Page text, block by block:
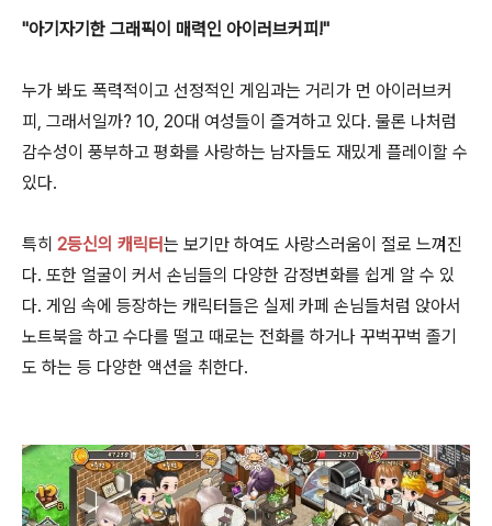
"아기자기한 그래픽이 매력인 아이러브커피!"
누가 봐도 폭력적이고 선정적인 게임과는 거리가 먼 아이러브커
피, 그래서일까? 10, 20대 여성들이 즐겨하고 있다. 물론 나처럼
감수성이 풍부하고 평화를 사랑하는 남자들도 재밌게 플레이할 수
있다.
특히 2등신의 캐릭터는 보기만 하여도 사랑스러움이 절로 느껴진
다. 또한 얼굴이 커서 손님들의 다양한 감정변화를 쉽게 알 수 있
다. 게임 속에 등장하는 캐릭터들은 실제 카페 손님들처럼 앉아서
노트북을 하고 수다를 떨고 때로는 전화를 하거나 꾸벅꾸벅 졸기
도 하는 등 다양한 액션을 취한다.